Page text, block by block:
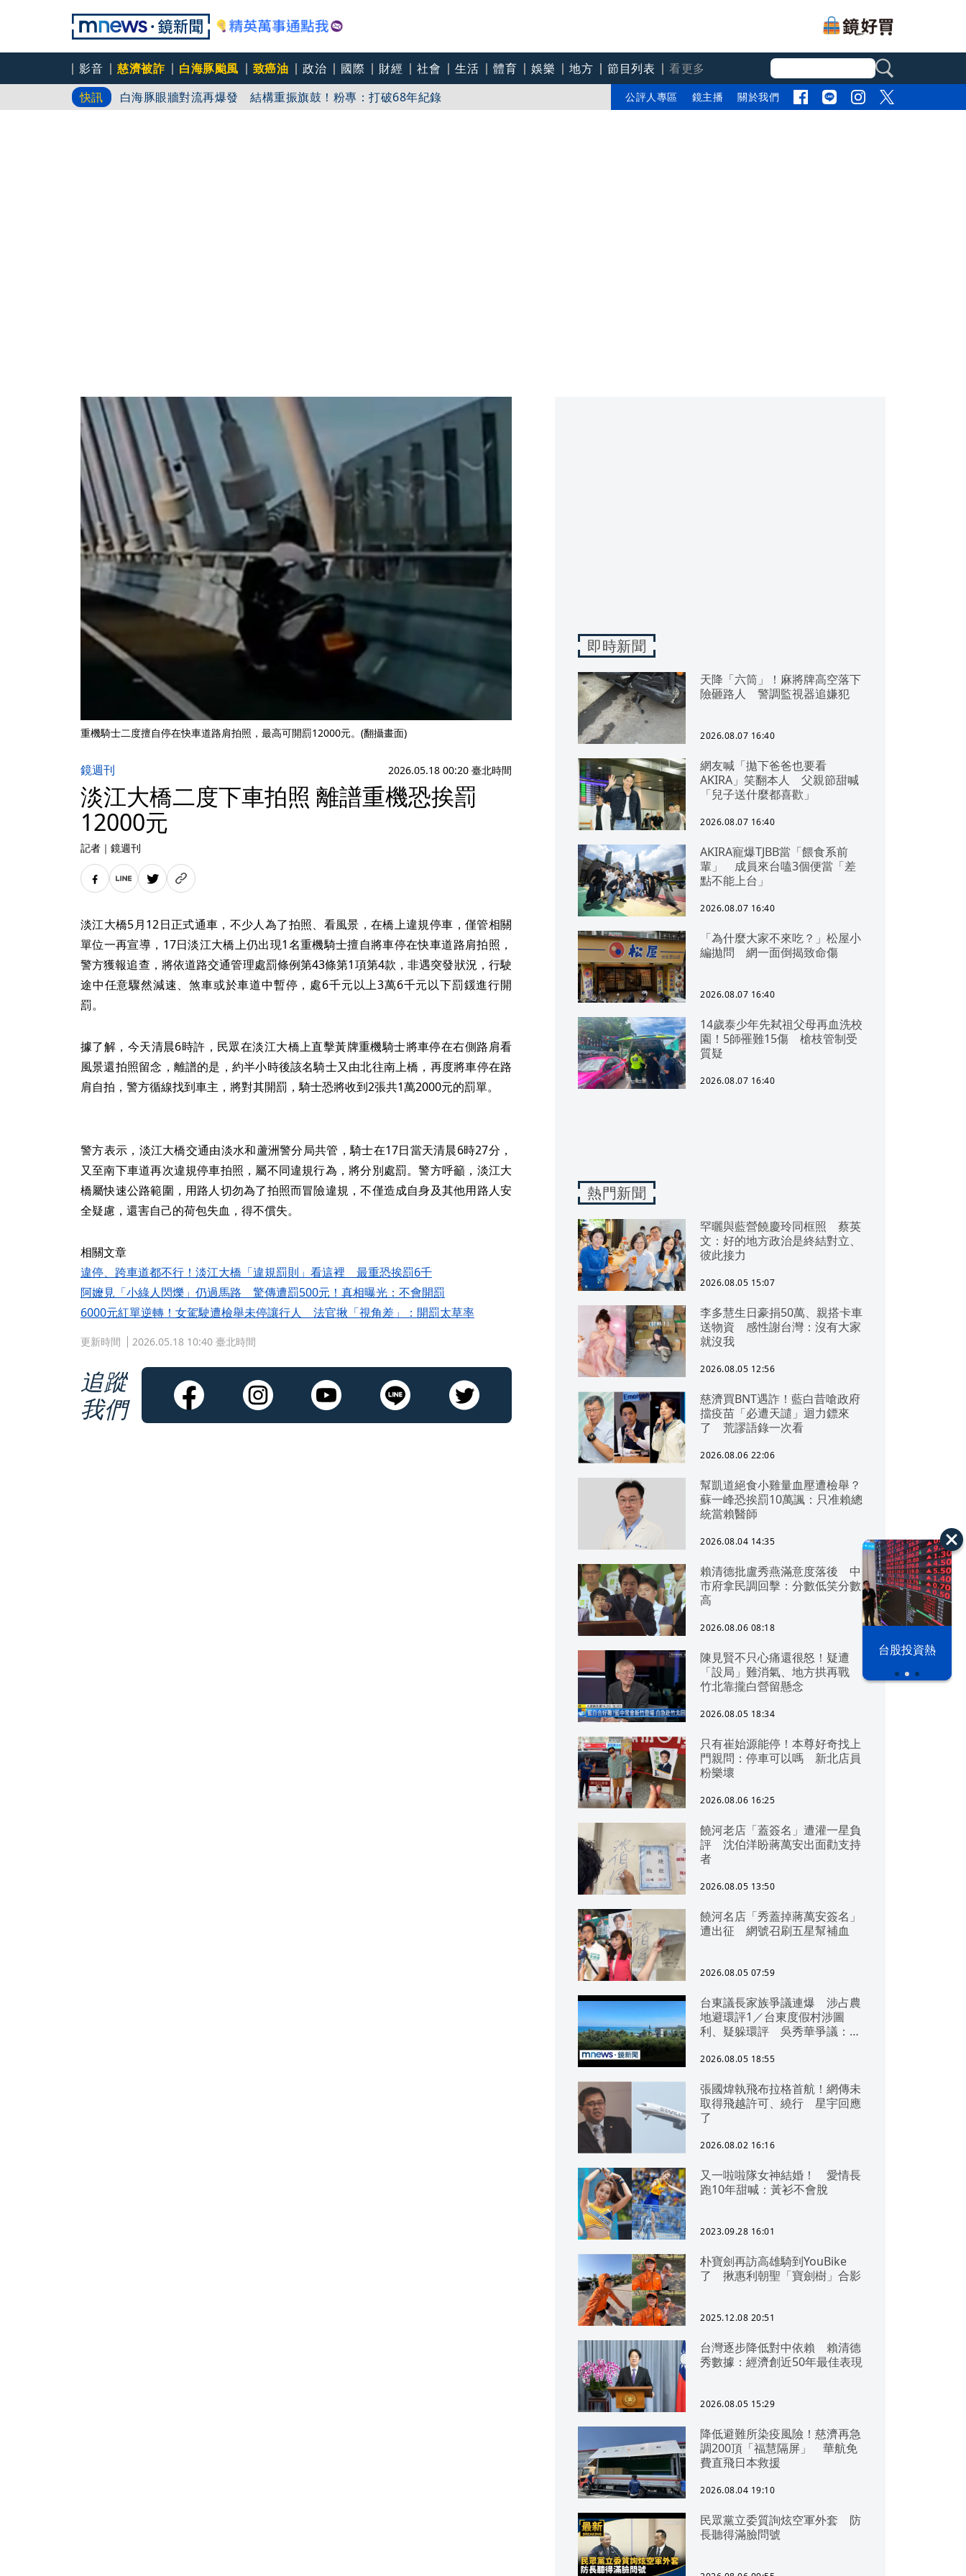
影音 慈濟被詐 白海豚颱風 致癌油 政治 國際 財經 社會 生活 體育 娛樂 地方 節目列表
看更多
快訊
慈濟10億疫苗詐騙案延燒 汪潔民爆料：主嫌陳昱瑄是盧市府法律顧問
白海豚眼牆對流再爆發 結構重振旗鼓！粉專：打破68年紀錄
公評人專區 鏡主播 關於我們
漢光42演習 台股投資熱
重機騎士二度擅自停在快車道路肩拍照，最高可開罰12000元。(翻攝畫面)
鏡週刊 2026.05.18 00:20 臺北時間
淡江大橋二度下車拍照 離譜重機恐挨罰
12000元
記者 ｜ 鏡週刊
淡江大橋5月12日正式通車，不少人為了拍照、看風景，在橋上違規停車，僅管相關
單位一再宣導，17日淡江大橋上仍出現1名重機騎士擅自將車停在快車道路肩拍照，
警方獲報追查，將依道路交通管理處罰條例第43條第1項第4款，非遇突發狀況，行駛
途中任意驟然減速、煞車或於車道中暫停，處6千元以上3萬6千元以下罰鍰進行開
罰。
據了解，今天清晨6時許，民眾在淡江大橋上直擊黃牌重機騎士將車停在右側路肩看
風景還拍照留念，離譜的是，約半小時後該名騎士又由北往南上橋，再度將車停在路
肩自拍，警方循線找到車主，將對其開罰，騎士恐將收到2張共1萬2000元的罰單。
警方表示，淡江大橋交通由淡水和蘆洲警分局共管，騎士在17日當天清晨6時27分，
又至南下車道再次違規停車拍照，屬不同違規行為，將分別處罰。警方呼籲，淡江大
橋屬快速公路範圍，用路人切勿為了拍照而冒險違規，不僅造成自身及其他用路人安
全疑慮，還害自己的荷包失血，得不償失。
相關文章
違停、跨車道都不行！淡江大橋「違規罰則」看這裡 最重恐挨罰6千
阿嬤見「小綠人閃爍」仍過馬路 驚傳遭罰500元！真相曝光：不會開罰
6000元紅單逆轉！女駕駛遭檢舉未停讓行人 法官揪「視角差」：開罰太草率
更新時間 2026.05.18 10:40 臺北時間
追蹤
我們
即時新聞
天降「六筒」！麻將牌高空落下
險砸路人 警調監視器追嫌犯
2026.08.07 16:40
網友喊「拋下爸爸也要看
AKIRA」笑翻本人 父親節甜喊
「兒子送什麼都喜歡」
2026.08.07 16:40
AKIRA寵爆TJBB當「餵食系前
輩」 成員來台嗑3個便當「差
點不能上台」
2026.08.07 16:40
「為什麼大家不來吃？」松屋小
編拋問 網一面倒揭致命傷
2026.08.07 16:40
14歲泰少年先弒祖父母再血洗校
園！5師罹難15傷 槍枝管制受
質疑
2026.08.07 16:40
熱門新聞
罕曬與藍營饒慶玲同框照 蔡英
文：好的地方政治是終結對立、
彼此接力
2026.08.05 15:07
李多慧生日豪捐50萬、親搭卡車
送物資 感性謝台灣：沒有大家
就沒我
2026.08.05 12:56
慈濟買BNT遇詐！藍白昔嗆政府
擋疫苗「必遭天譴」迴力鏢來
了 荒謬語錄一次看
2026.08.06 22:06
幫凱道絕食小雞量血壓遭檢舉？
蘇一峰恐挨罰10萬諷：只准賴總
統當賴醫師
2026.08.04 14:35
賴清德批盧秀燕滿意度落後 中
市府拿民調回擊：分數低笑分數
高
2026.08.06 08:18
陳見賢不只心痛還很怒！疑遭
「設局」難消氣、地方拱再戰
竹北靠攏白營留懸念
2026.08.05 18:34
只有崔始源能停！本尊好奇找上
門親問：停車可以嗎 新北店員
粉樂壞
2026.08.06 16:25
饒河老店「蓋簽名」遭灌一星負
評 沈伯洋盼蔣萬安出面勸支持
者
2026.08.05 13:50
饒河名店「秀蓋掉蔣萬安簽名」
遭出征 網號召刷五星幫補血
2026.08.05 07:59
台東議長家族爭議連爆 涉占農
地避環評1／台東度假村涉圖
利、疑躲環評 吳秀華爭議：概
2026.08.05 18:55
張國煒執飛布拉格首航！網傳未
取得飛越許可、繞行 星宇回應
了
2026.08.02 16:16
又一啦啦隊女神結婚！ 愛情長
跑10年甜喊：黃衫不會脫
2023.09.28 16:01
朴寶劍再訪高雄騎到YouBike
了 揪惠利朝聖「寶劍樹」合影
2025.12.08 20:51
台灣逐步降低對中依賴 賴清德
秀數據：經濟創近50年最佳表現
2026.08.05 15:29
降低避難所染疫風險！慈濟再急
調200頂「福慧隔屏」 華航免
費直飛日本救援
2026.08.04 19:10
民眾黨立委質詢炫空軍外套 防
長聽得滿臉問號